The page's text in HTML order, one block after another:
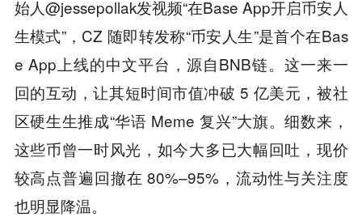
始人@jessepollak发视频“在Base App开启币安人
生模式”，CZ 随即转发称“币安人生”是首个在Bas
e App上线的中文平台，源自BNB链。这一来一
回的互动，让其短时间市值冲破 5 亿美元，被社
区硬生生推成“华语 Meme 复兴”大旗。细数来，
这些币曾一时风光，如今大多已大幅回吐，现价
较高点普遍回撤在 80%–95%，流动性与关注度
也明显降温。